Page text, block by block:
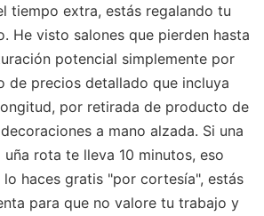
tiempo extra, estás regalando tu
He visto salones que pierden hasta
potencial simplemente por
de precios detallado que incluya
por retirada de producto de
a mano alzada. Si una
rota te lleva 10 minutos, eso
haces gratis "por cortesía", estás
para que no valore tu trabajo y